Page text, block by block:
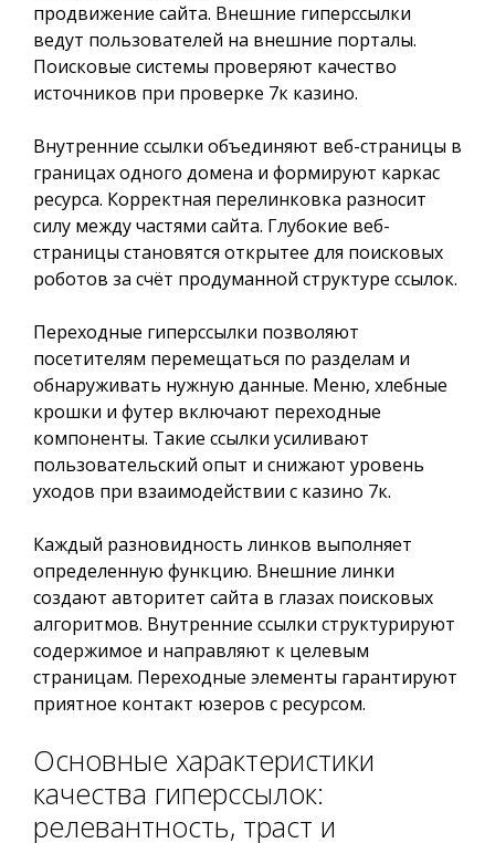
продвижение сайта. Внешние гиперссылки
ведут пользователей на внешние порталы.
Поисковые системы проверяют качество
источников при проверке 7к казино.
Внутренние ссылки объединяют веб-страницы в
границах одного домена и формируют каркас
ресурса. Корректная перелинковка разносит
силу между частями сайта. Глубокие веб-
страницы становятся открытее для поисковых
роботов за счёт продуманной структуре ссылок.
Переходные гиперссылки позволяют
посетителям перемещаться по разделам и
обнаруживать нужную данные. Меню, хлебные
крошки и футер включают переходные
компоненты. Такие ссылки усиливают
пользовательский опыт и снижают уровень
уходов при взаимодействии с казино 7к.
Каждый разновидность линков выполняет
определенную функцию. Внешние линки
создают авторитет сайта в глазах поисковых
алгоритмов. Внутренние ссылки структурируют
содержимое и направляют к целевым
страницам. Переходные элементы гарантируют
приятное контакт юзеров с ресурсом.
Основные характеристики
качества гиперссылок:
релевантность, траст и